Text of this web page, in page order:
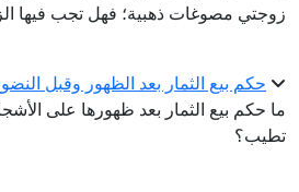
زوجتي مصوغات ذهبية؛ فهل تجب فيها
حكم بيع الثمار بعد الظهور وقبل
ما حكم بيع الثمار بعد ظهورها على
تطيب؟